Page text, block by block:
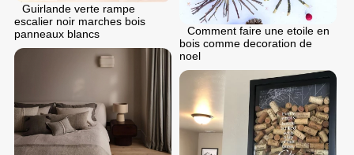
Guirlande verte rampe
escalier noir marches bois
panneaux blancs
Comment faire une etoile en
bois comme decoration de
noel